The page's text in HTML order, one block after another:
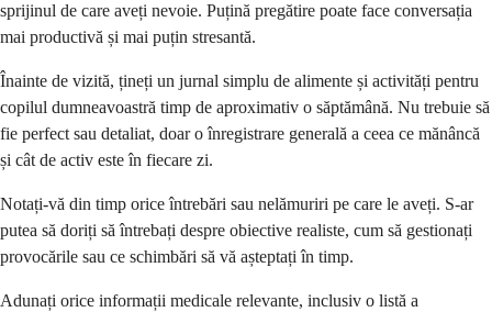
sprijinul de care aveți nevoie. Puțină pregătire poate face conversația
mai productivă și mai puțin stresantă.
Înainte de vizită, țineți un jurnal simplu de alimente și activități pentru
copilul dumneavoastră timp de aproximativ o săptămână. Nu trebuie să
fie perfect sau detaliat, doar o înregistrare generală a ceea ce mănâncă
și cât de activ este în fiecare zi.
Notați-vă din timp orice întrebări sau nelămuriri pe care le aveți. S-ar
putea să doriți să întrebați despre obiective realiste, cum să gestionați
provocările sau ce schimbări să vă așteptați în timp.
Adunați orice informații medicale relevante, inclusiv o listă a